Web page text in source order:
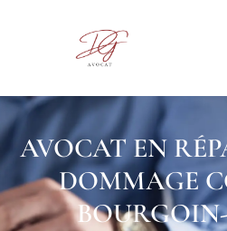
AVOCAT EN
DOMMAGE